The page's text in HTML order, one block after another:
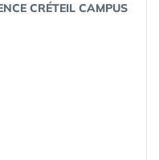
CRÉTEIL CAMPUS